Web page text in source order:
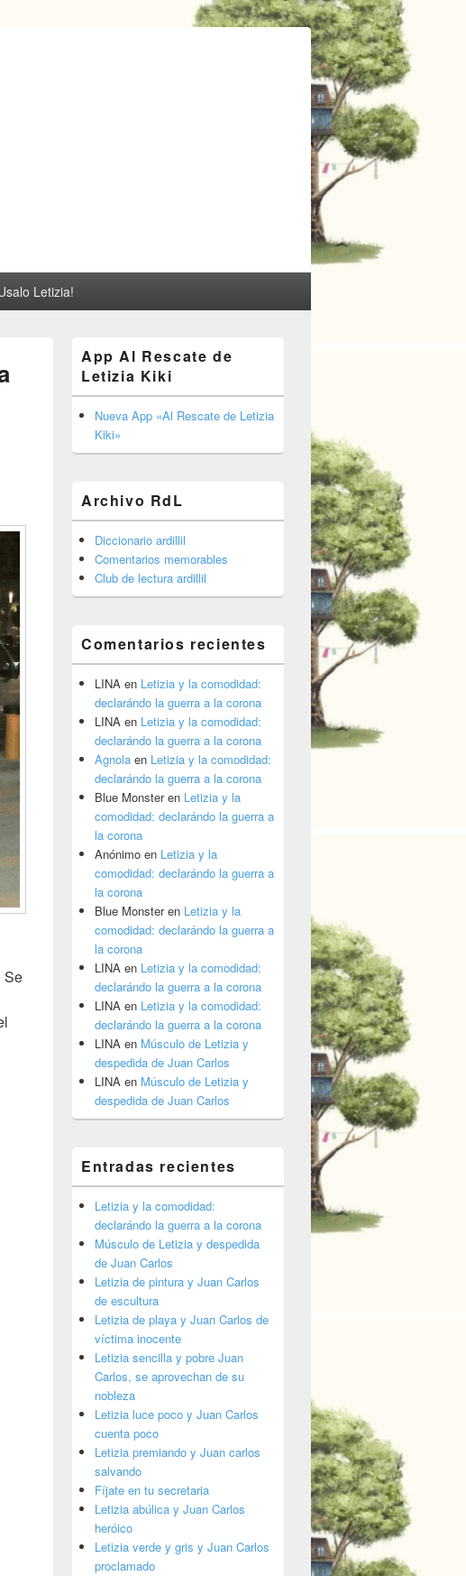
Letizia!
Se
área
widget
barra
lateral
primaria
App Al Rescate de
Letizia Kiki
Nueva App «Al Rescate de Letizia
Kiki»
Archivo RdL
Diccionario ardillil
Comentarios memorables
Club de lectura ardillil
Comentarios recientes
LINA en Letizia y la comodidad:
declarándo la guerra a la corona
LINA en Letizia y la comodidad:
declarándo la guerra a la corona
Agnola en Letizia y la comodidad:
declarándo la guerra a la corona
Blue Monsteren Letizia y la
comodidad: declarándo la guerra a
la corona
Anónimo en Letizia y la
comodidad: declarándo la guerra a
la corona
Blue Monsteren Letizia y la
comodidad: declarándo la guerra a
la corona
LINA en Letizia y la comodidad:
declarándo la guerra a la corona
LINA en Letizia y la comodidad:
declarándo la guerra a la corona
LINA en Músculo de Letizia y
despedida de Juan Carlos
LINA en Músculo de Letizia y
despedida de Juan Carlos
Entradas recientes
Letizia y la comodidad:
declarándo la guerra a la corona
Músculo de Letizia y despedida
de Juan Carlos
Letizia de pintura y Juan Carlos
de escultura
Letizia de playa y Juan Carlos de
víctima inocente
Letizia sencilla y pobre Juan
Carlos, se aprovechan de su
nobleza
Letizia luce poco y Juan Carlos
cuenta poco
Letizia premiando y Juan carlos
salvando
Fíjate en tu secretaria
Letizia abúlica y Juan Carlos
heróico
Letizia verde y gris y Juan Carlos
proclamado